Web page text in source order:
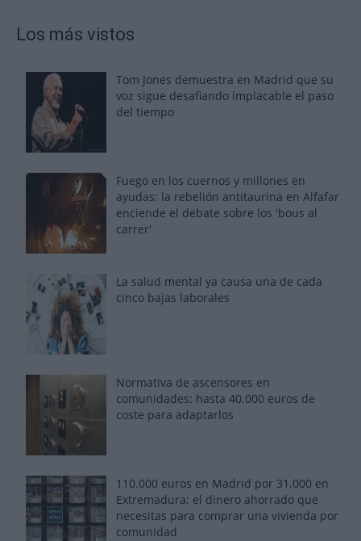
Los más vistos
Tom Jones demuestra en Madrid que su
voz sigue desafiando implacable el paso
del tiempo
Fuego en los cuernos y millones en
ayudas: la rebelión antitaurina en Alfafar
enciende el debate sobre los 'bous al
carrer'
La salud mental ya causa una de cada
cinco bajas laborales
Normativa de ascensores en
comunidades: hasta 40.000 euros de
coste para adaptarlos
110.000 euros en Madrid por 31.000 en
Extremadura: el dinero ahorrado que
necesitas para comprar una vivienda por
comunidad